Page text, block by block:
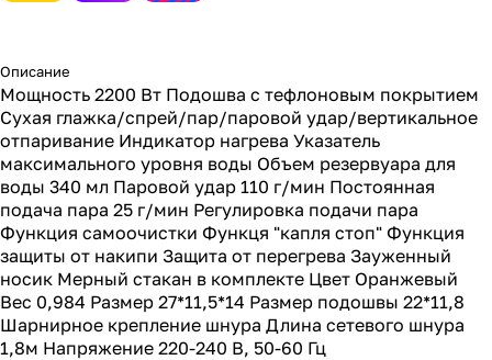
Описание
Мощность 2200 Вт Подошва с тефлоновым покрытием
Сухая глажка/спрей/пар/паровой удар/вертикальное
отпаривание Индикатор нагрева Указатель
максимального уровня воды Объем резервуара для
воды 340 мл Паровой удар 110 г/мин Постоянная
подача пара 25 г/мин Регулировка подачи пара
Функция самоочистки Функця "капля стоп" Функция
защиты от накипи Защита от перегрева Зауженный
носик Мерный стакан в комплекте Цвет Оранжевый
Вес 0,984 Размер 27*11,5*14 Размер подошвы 22*11,8
Шарнирное крепление шнура Длина сетевого шнура
1,8м Напряжение 220-240 В, 50-60 Гц